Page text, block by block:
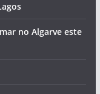
no Algarve este